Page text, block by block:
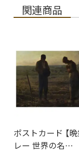
関連商品
ポストカード 【晩
レー 世界の名…